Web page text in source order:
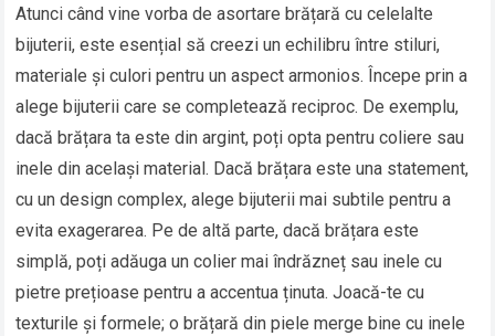
Atunci când vine vorba de asortare brățară cu celelalte
bijuterii, este esențial să creezi un echilibru între stiluri,
materiale și culori pentru un aspect armonios. Începe prin a
alege bijuterii care se completează reciproc. De exemplu,
dacă brățara ta este din argint, poți opta pentru coliere sau
inele din același material. Dacă brățara este una statement,
cu un design complex, alege bijuterii mai subtile pentru a
evita exagerarea. Pe de altă parte, dacă brățara este
simplă, poți adăuga un colier mai îndrăzneț sau inele cu
pietre prețioase pentru a accentua ținuta. Joacă-te cu
texturile și formele; o brățară din piele merge bine cu inele